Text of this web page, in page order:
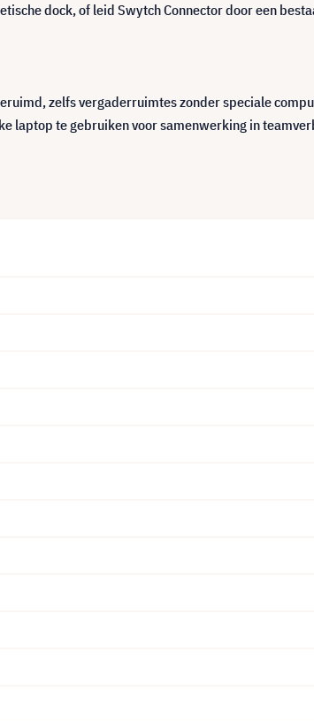
dock, of leid Swytch Connector door een
zelfs vergaderruimtes zonder speciale
laptop te gebruiken voor samenwerking in